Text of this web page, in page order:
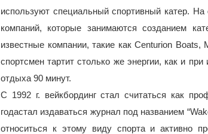
используют специальный спортивный катер.
компаний, которые занимаются созданием
известные компании, такие как Centurion
спортсмен тартит столько же энергии, как и при
отдыха 90 минут.
С 1992 г. вейкбординг стал считаться как
годастал издаваться журнал под названием
относиться к этому виду спорта и активно